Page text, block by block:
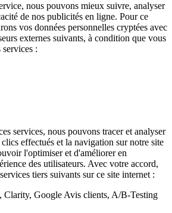
nous pouvons mieux suivre, analyser
de nos publicités en ligne. Pour ce
vos données personnelles cryptées avec
externes suivants, à condition que vous
:
services, nous pouvons tracer et analyser
effectués et la navigation sur notre site
l'optimiser et d'améliorer en
des utilisateurs. Avec votre accord,
tiers suivants sur ce site internet :
Clarity, Google Avis clients, A/B-Testing